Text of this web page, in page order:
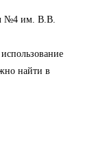
№4 им. В.В.
найти в